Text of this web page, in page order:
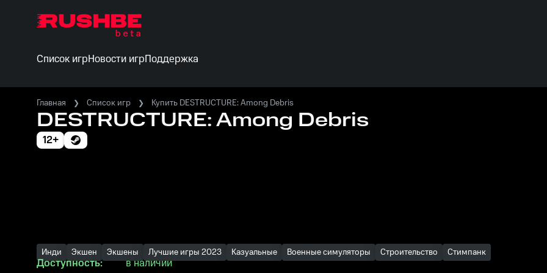
Список игрНовости игрПоддержка
Главная Список игр Купить DESTRUCTURE: Among Debris
DESTRUCTURE: Among Debris
12+
Инди Экшен Экшены Лучшие игры 2023 Казуальные Военные симуляторы Строительство Стимпанк
Доступность:
в наличии